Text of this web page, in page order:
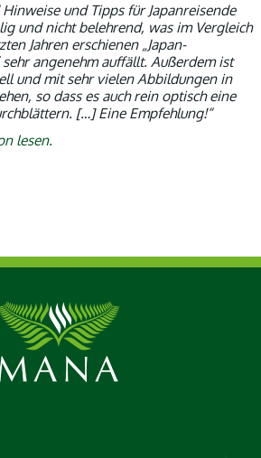
und Tipps für Japanreisende
und nicht belehrend, was im Vergleich
Jahren erschienen „Japan-
angenehm auffällt. Außerdem ist
und mit sehr vielen Abbildungen in
so dass es auch rein optisch eine
[…] Eine Empfehlung!“
lesen.